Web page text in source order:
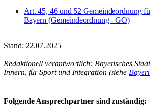
Art. 45, 46 und 52 Gemeindeordnung
Bayern (Gemeindeordnung - GO)
Stand: 22.07.2025
Redaktionell verantwortlich: Bayerisches
Innern, für Sport und Integration (siehe
Folgende Ansprechpartner sind zuständig: